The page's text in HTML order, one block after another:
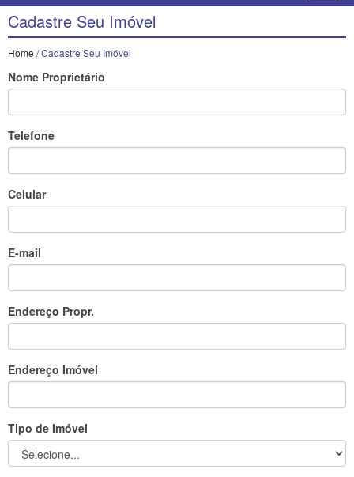
Cadastre Seu Imóvel
Home / Cadastre Seu Imóvel
Nome Proprietário
Telefone
Celular
E-mail
Endereço Propr.
Endereço Imóvel
Tipo de Imóvel